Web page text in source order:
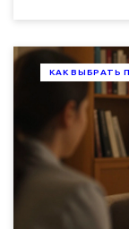
КАК ВЫБРАТЬ